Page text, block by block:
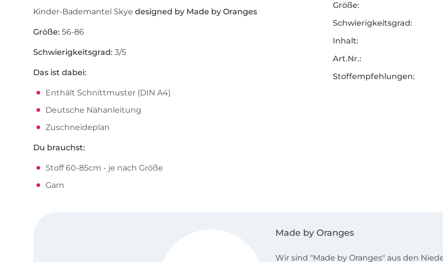
Kinder-Bademantel Skyedesigned by Made by Oranges
Größe: 56-86
Schwierigkeitsgrad: 3/5
Das ist dabei:
Enthält Schnittmuster (DIN A4)
Deutsche Nähanleitung
Zuschneideplan
Du brauchst:
Stoff 60-85cm - je nach Größe
Garn
Größe:
Schwierigkeitsgrad:
Inhalt:
Art.Nr.:
Stoffempfehlungen:
Made by Oranges
Wir sind "Made by Oranges" aus den